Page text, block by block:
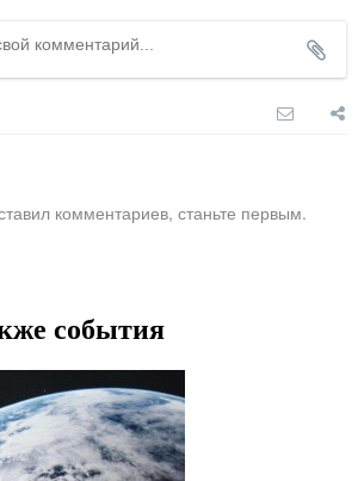
комментариев, станьте первым.
события